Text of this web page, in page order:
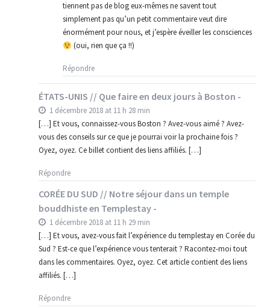
tiennent pas de blog eux-mêmes ne savent tout
simplement pas qu’un petit commentaire veut dire
énormément pour nous, et j’espère éveiller les consciences
(oui, rien que ça !!)
Répondre
ÉTATS-UNIS // Que faire en deux jours à Boston -
1 décembre 2018 at 11 h 28 min
[…] Et vous, connaissez-vous Boston ? Avez-vous aimé ? Avez-
vous des conseils sur ce que je pourrai voir la prochaine fois ?
Oyez, oyez. Ce billet contient des liens affiliés. […]
Répondre
CORÉE DU SUD // Notre séjour dans un temple
bouddhiste en Templestay -
1 décembre 2018 at 11 h 29 min
[…] Et vous, avez-vous fait l’expérience du templestay en Corée du
Sud ? Est-ce que l’expérience vous tenterait ? Racontez-moi tout
dans les commentaires. Oyez, oyez. Cet article contient des liens
affiliés. […]
Répondre